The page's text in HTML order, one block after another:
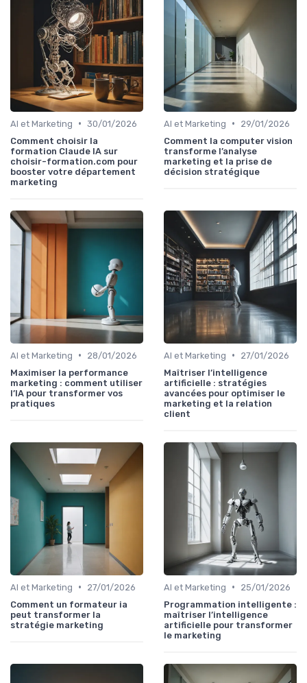
AI et Marketing • 30/01/2026
Comment choisir la
formation Claude IA sur
choisir-formation.com pour
booster votre département
marketing
AI et Marketing •
29/01/2026
Comment la computer vision
transforme l’analyse
marketing et la prise de
décision stratégique
AI et Marketing •
28/01/2026
Maximiser la performance
marketing : comment utiliser
l’IA pour transformer vos
pratiques
AI et Marketing •
27/01/2026
Maîtriser l’intelligence
artificielle : stratégies
avancées pour optimiser le
marketing et la relation
client
AI et Marketing •
27/01/2026
Comment un formateur ia
peut transformer la
stratégie marketing
AI et Marketing •
25/01/2026
Programmation intelligente :
maîtriser l’intelligence
artificielle pour transformer
le marketing